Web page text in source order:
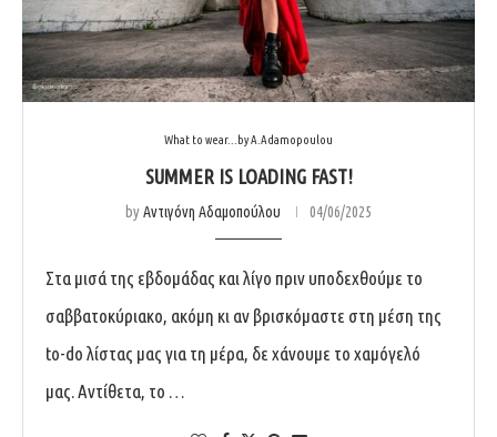
What to wear...by A.Adamopoulou
SUMMER IS LOADING FAST!
byΑντιγόνη Αδαμοπούλου 04/06/2025
Στα μισά της εβδομάδας και λίγο πριν υποδεχθούμε το
σαββατοκύριακο, ακόμη κι αν βρισκόμαστε στη μέση της
to-do λίστας μας για τη μέρα, δε χάνουμε το χαμόγελό
μας. Αντίθετα, το …